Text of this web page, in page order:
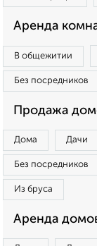
Аренда
В общежитии
Без посредников
Продажа
Дома Дачи
Без посредников
Из бруса
Аренда